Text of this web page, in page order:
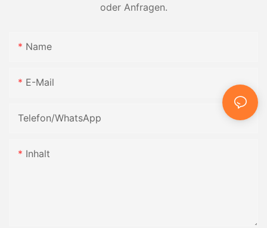
oder Anfragen.
Name
E-Mail
Telefon/WhatsApp
Inhalt